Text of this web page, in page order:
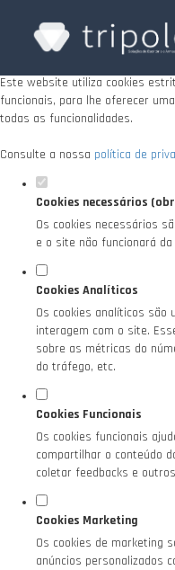
Defina as suas
este website.
Este website utiliza cookies
funcionais, para lhe oferecer
todas as funcionalidades.
Consulte a nossa política de
Cookies necessários
Os cookies necessários
e o site não funcionará
Cookies Analíticos
Os cookies analíticos são
interagem com o site.
sobre as métricas do
do tráfego, etc.
Cookies Funcionais
Os cookies funcionais
compartilhar o conteúdo
coletar feedbacks e
Cookies Marketing
Os cookies de marketing
anúncios personalizados